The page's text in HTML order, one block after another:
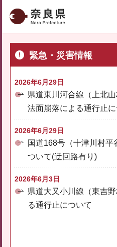
奈良県
緊急・災害情報
2026年6月29日
県道東川河合線（上北
法面崩落による通行止
2026年6月29日
国道168号（十津川村平
ついて(迂回路有り)
2026年6月3日
県道大又小川線（東吉
る通行止について